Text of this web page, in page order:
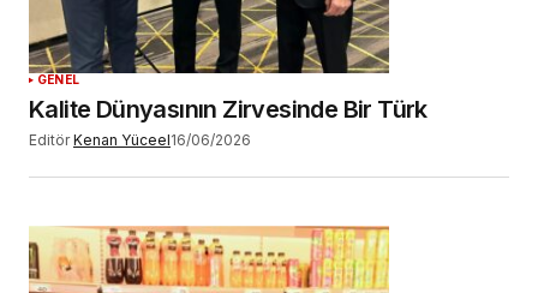
GENEL
Kalite Dünyasının Zirvesinde Bir Türk
Editör Kenan Yüceel16/06/2026